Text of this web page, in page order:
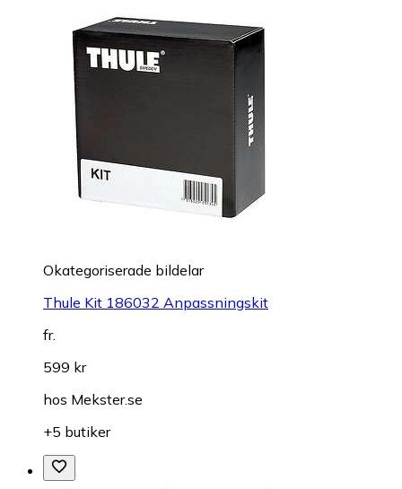
Okategoriserade bildelar
Thule Kit 186032 Anpassningskit
fr.
599 kr
hos Mekster.se
+5 butiker